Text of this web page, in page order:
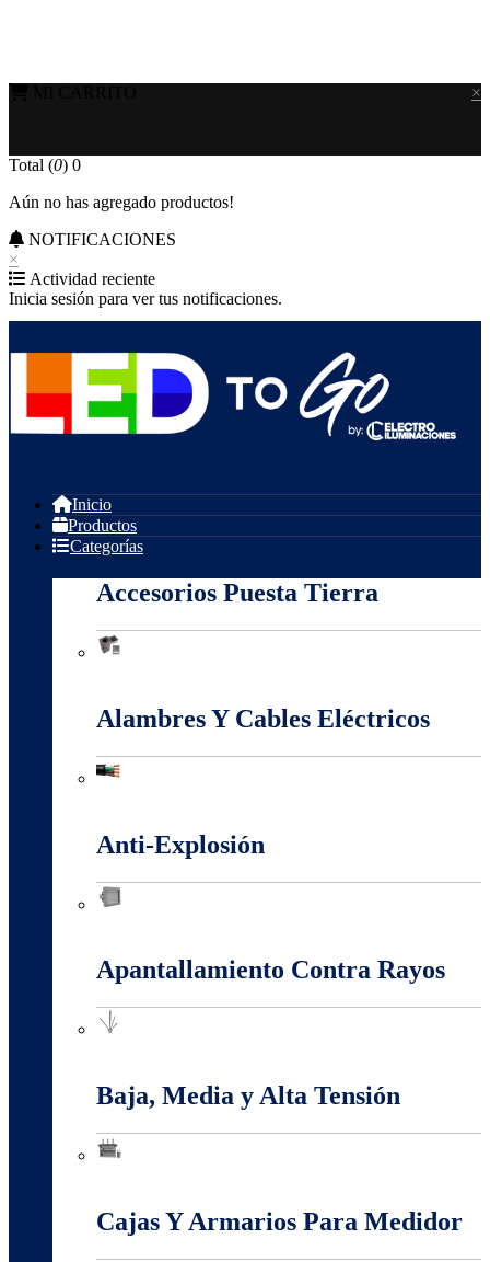
×
Total (0) 0
Aún no has agregado productos!
NOTIFICACIONES
×
Actividad reciente
Inicia sesión para ver tus notificaciones.
Inicio
Productos
Categorías
Accesorios Puesta Tierra
Alambres Y Cables Eléctricos
Anti-Explosión
Apantallamiento Contra Rayos
Baja, Media y Alta Tensión
Cajas Y Armarios Para Medidor